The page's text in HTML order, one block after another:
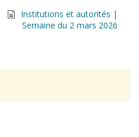
Institutions et autorités |
Semaine du 2 mars 2026